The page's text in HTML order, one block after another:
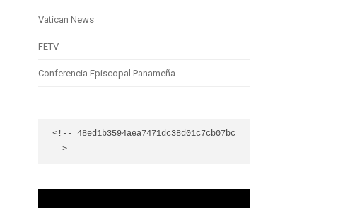
Vatican News
FETV
Conferencia Episcopal Panameña
<!-- 48ed1b3594aea7471dc38d01c7cb07bc
-->